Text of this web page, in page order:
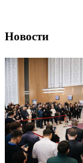
Новости